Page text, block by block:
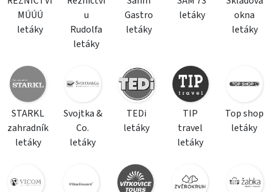
MÚÚÚ
letáky
u
Rudolfa
letáky
Gastro
letáky
letáky
okna
letáky
STARKL
zahradník
letáky
Svojtka &
Co.
letáky
TEDi
letáky
TIP
travel
letáky
Top shop
letáky